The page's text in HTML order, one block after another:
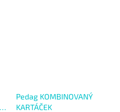
Pedag KOMBINOVANÝ
KARTÁČEK